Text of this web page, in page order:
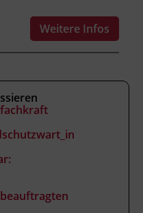
Weitere Infos